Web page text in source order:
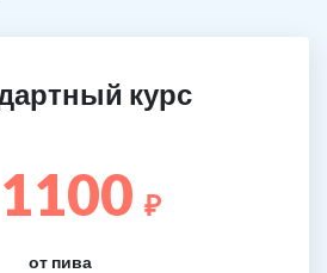
курс
1100 ₽
от пива